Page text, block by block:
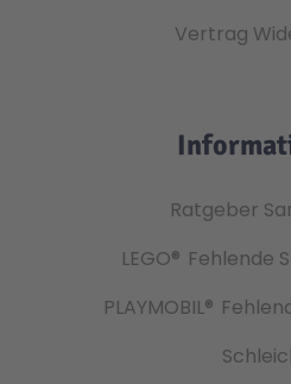
Vertrag
Ratgeber
LEGO® Fehlende
PLAYMOBIL®